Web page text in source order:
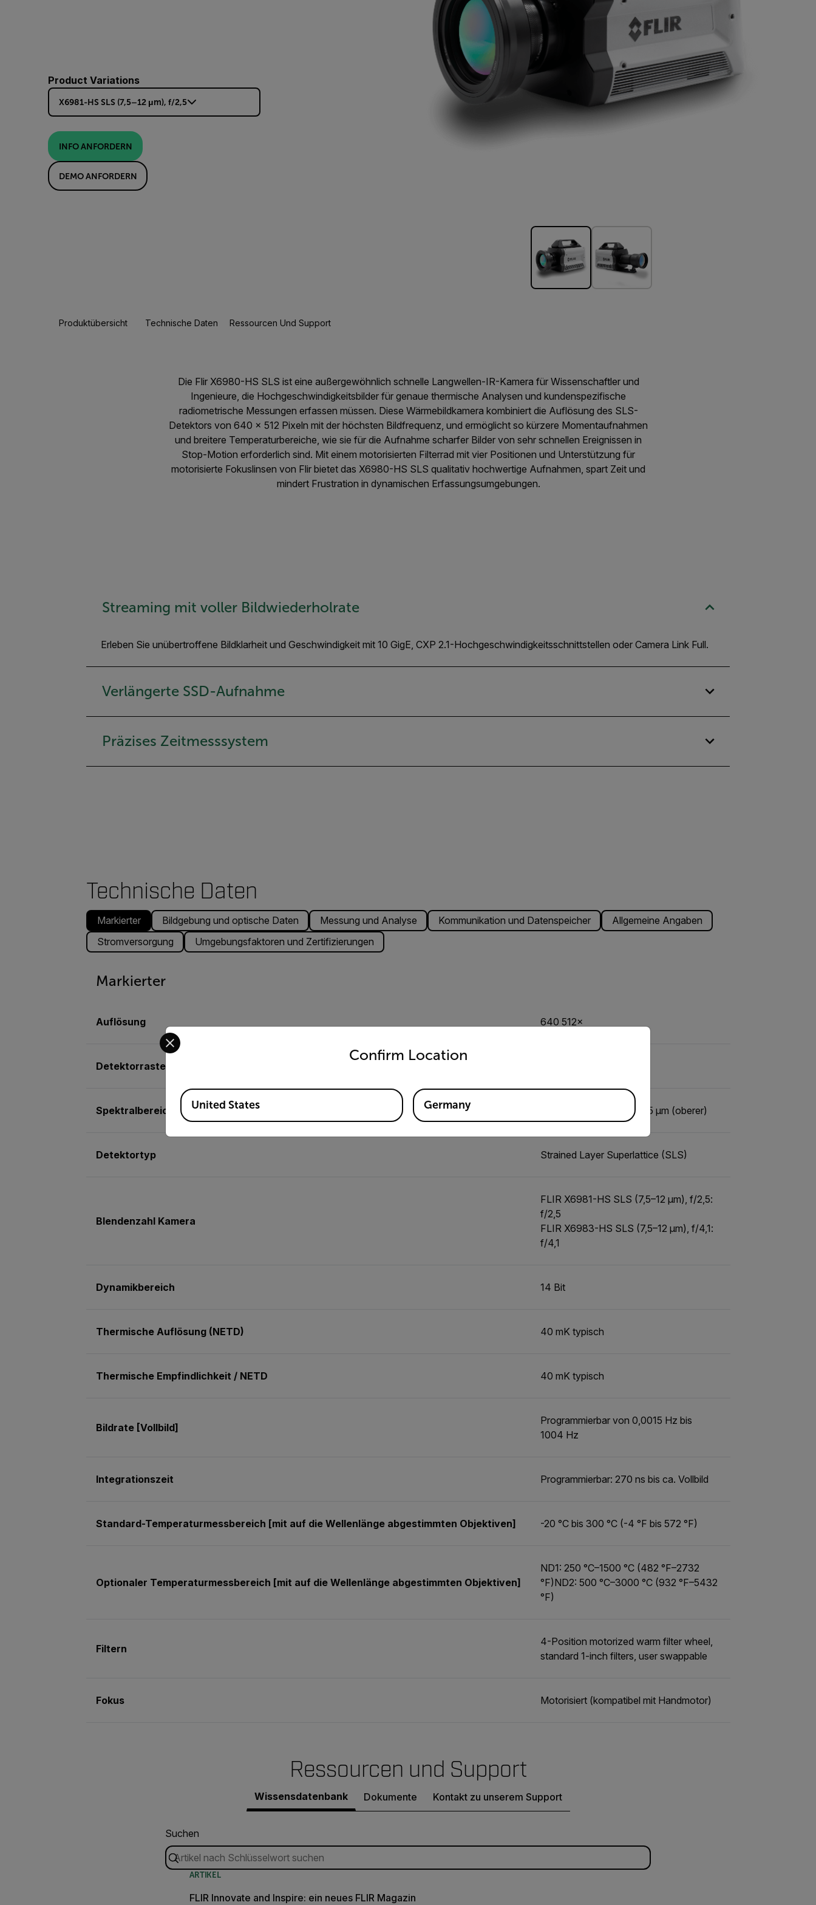
Product Variations
X6981-HS SLS (7,5–12 μm), f/2,5
INFO ANFORDERN
DEMO ANFORDERN
Produktübersicht Technische Daten Ressourcen Und Support
Die Flir X6980-HS SLS ist eine außergewöhnlich schnelle Langwellen-IR-Kamera für Wissenschaftler und
Ingenieure, die Hochgeschwindigkeitsbilder für genaue thermische Analysen und kundenspezifische
radiometrische Messungen erfassen müssen. Diese Wärmebildkamera kombiniert die Auflösung des SLS-
Detektors von 640 × 512 Pixeln mit der höchsten Bildfrequenz, und ermöglicht so kürzere Momentaufnahmen
und breitere Temperaturbereiche, wie sie für die Aufnahme scharfer Bilder von sehr schnellen Ereignissen in
Stop-Motion erforderlich sind. Mit einem motorisierten Filterrad mit vier Positionen und Unterstützung für
motorisierte Fokuslinsen von Flir bietet das X6980-HS SLS qualitativ hochwertige Aufnahmen, spart Zeit und
mindert Frustration in dynamischen Erfassungsumgebungen.
Streaming mit voller Bildwiederholrate
Erleben Sie unübertroffene Bildklarheit und Geschwindigkeit mit 10 GigE, CXP 2.1-Hochgeschwindigkeitsschnittstellen oder Camera Link Full.
Verlängerte SSD-Aufnahme
Präzises Zeitmesssystem
Technische Daten
Markierter Bildgebung und optische Daten Messung und Analyse Kommunikation und Datenspeicher
Allgemeine Angaben
Stromversorgung
Umgebungsfaktoren und Zertifizierungen
Markierter
Auflösung 640 512×
Detektorraster
Spektralbereich 7,5 µm (unterer), 11,5–12,5 µm (oberer)
Detektortyp Strained Layer Superlattice (SLS)
Blendenzahl Kamera
FLIR X6981-HS SLS (7,5–12 μm), f/2,5:
f/2,5
FLIR X6983-HS SLS (7,5–12 μm), f/4,1:
f/4,1
Dynamikbereich 14 Bit
Thermische Auflösung (NETD) 40 mK typisch
Thermische Empfindlichkeit / NETD 40 mK typisch
Bildrate [Vollbild]
Programmierbar von 0,0015 Hz bis
1004 Hz
Integrationszeit Programmierbar: 270 ns bis ca. Vollbild
Standard-Temperaturmessbereich [mit auf die Wellenlänge abgestimmten Objektiven] -20 °C bis 300 °C (-4 °F bis 572 °F)
Optionaler Temperaturmessbereich [mit auf die Wellenlänge abgestimmten Objektiven]
ND1: 250 °C–1500 °C (482 °F–2732
°F)ND2: 500 °C–3000 °C (932 °F–5432
°F)
Filtern
4-Position motorized warm filter wheel,
standard 1-inch filters, user swappable
Fokus Motorisiert (kompatibel mit Handmotor)
Ressourcen und Support
Wissensdatenbank Dokumente Kontakt zu unserem Support
Suchen
ARTIKEL
FLIR Innovate and Inspire: ein neues FLIR Magazin
Confirm Location
Select your preferred country and language from the options below to access the appropriate version of our website.
Available Locations
United States Germany